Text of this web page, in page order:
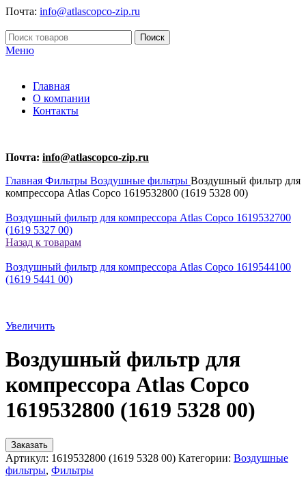
Почта: info@atlascopco-zip.ru
Поиск
Меню
Главная
О компании
Контакты
Почта: info@atlascopco-zip.ru
Главная Фильтры Воздушные фильтры Воздушный фильтр для
компрессора Atlas Copco 1619532800 (1619 5328 00)
Воздушный фильтр для компрессора Atlas Copco 1619532700
(1619 5327 00)
Назад к товарам
Воздушный фильтр для компрессора Atlas Copco 1619544100
(1619 5441 00)
Увеличить
Воздушный фильтр для
компрессора Atlas Copco
1619532800 (1619 5328 00)
Заказать
Артикул: 1619532800 (1619 5328 00) Категории: Воздушные
фильтры, Фильтры